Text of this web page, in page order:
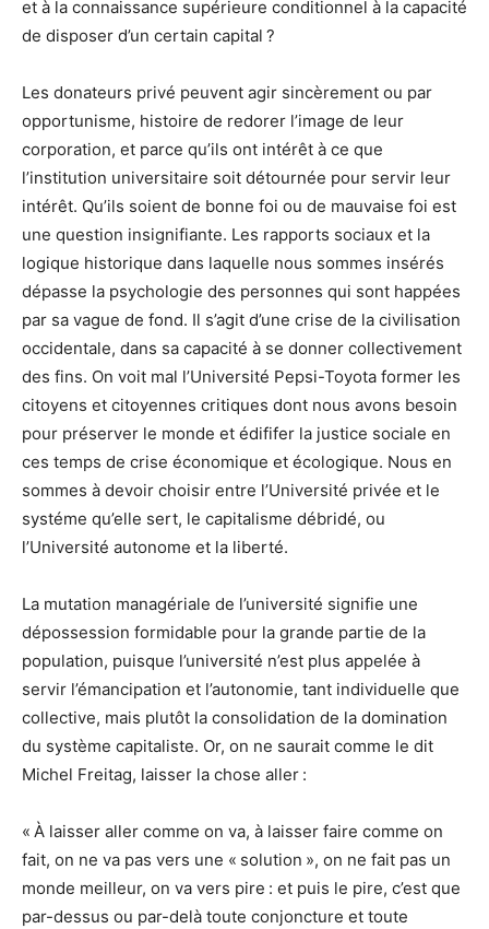
et à la connaissance supérieure conditionnel à la capacité
de disposer d’un certain capital ?
Les donateurs privé peuvent agir sincèrement ou par
opportunisme, histoire de redorer l’image de leur
corporation, et parce qu’ils ont intérêt à ce que
l’institution universitaire soit détournée pour servir leur
intérêt. Qu’ils soient de bonne foi ou de mauvaise foi est
une question insignifiante. Les rapports sociaux et la
logique historique dans laquelle nous sommes insérés
dépasse la psychologie des personnes qui sont happées
par sa vague de fond. Il s’agit d’une crise de la civilisation
occidentale, dans sa capacité à se donner collectivement
des fins. On voit mal l’Université Pepsi-Toyota former les
citoyens et citoyennes critiques dont nous avons besoin
pour préserver le monde et édififer la justice sociale en
ces temps de crise économique et écologique. Nous en
sommes à devoir choisir entre l’Université privée et le
systéme qu’elle sert, le capitalisme débridé, ou
l’Université autonome et la liberté.
La mutation managériale de l’université signifie une
dépossession formidable pour la grande partie de la
population, puisque l’université n’est plus appelée à
servir l’émancipation et l’autonomie, tant individuelle que
collective, mais plutôt la consolidation de la domination
du système capitaliste. Or, on ne saurait comme le dit
Michel Freitag, laisser la chose aller :
« À laisser aller comme on va, à laisser faire comme on
fait, on ne va pas vers une « solution », on ne fait pas un
monde meilleur, on va vers pire : et puis le pire, c’est que
par-dessus ou par-delà toute conjoncture et toute